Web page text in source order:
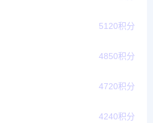
5120积分
4850积分
4720积分
4240积分